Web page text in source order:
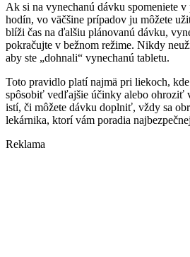
Ak si na vynechanú dávku spomeniete
hodín, vo väčšine prípadov ju môžete
blíži čas na ďalšiu plánovanú dávku,
pokračujte v bežnom režime. Nikdy
aby ste „dohnali“ vynechanú tabletu.
Toto pravidlo platí najmä pri liekoch,
spôsobiť vedľajšie účinky alebo ohroziť
istí, či môžete dávku doplniť, vždy sa
lekárnika, ktorí vám poradia
Reklama